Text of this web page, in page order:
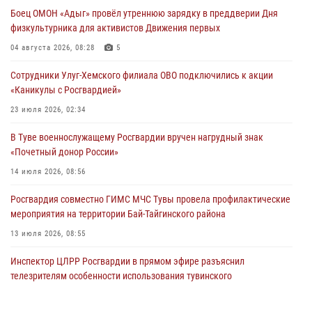
26 сигналов «Тревога» с автотранспортов отработали экипажи
29 июля 2026, 08:37
В Туве офицер Росгвардии подвела итоги юбилейного личного
28 июля 2026, 07:48
Боец ОМОН «Адыг» провёл утреннюю зарядку в преддверии Дня
физкультурника для активистов Движения первых
04 августа 2026, 08:28 5
Сотрудники Улуг-Хемского филиала ОВО подключились к акции
«Каникулы с Росгвардией»
23 июля 2026, 02:34
В Туве военнослужащему Росгвардии вручен нагрудный знак
«Почетный донор России»
14 июля 2026, 08:56
Росгвардия совместно ГИМС МЧС Тувы провела профилактические
мероприятия на территории Бай-Тайгинского района
13 июля 2026, 08:55
Инспектор ЦЛРР Росгвардии в прямом эфире разъяснил
телезрителям особенности использования тувинского